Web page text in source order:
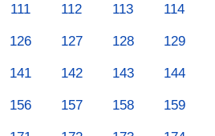
111 112 113 114
126 127 128 129
141 142 143 144
156 157 158 159